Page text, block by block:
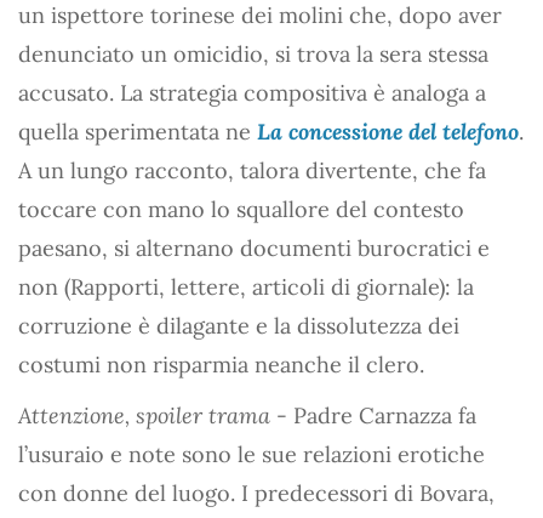
un ispettore torinese dei molini che, dopo aver
denunciato un omicidio, si trova la sera stessa
accusato. La strategia compositiva è analoga a
quella sperimentata ne La concessione del telefono.
A un lungo racconto, talora divertente, che fa
toccare con mano lo squallore del contesto
paesano, si alternano documenti burocratici e
non (Rapporti, lettere, articoli di giornale): la
corruzione è dilagante e la dissolutezza dei
costumi non risparmia neanche il clero.
Attenzione, spoiler trama - Padre Carnazza fa
l’usuraio e note sono le sue relazioni erotiche
con donne del luogo. I predecessori di Bovara,